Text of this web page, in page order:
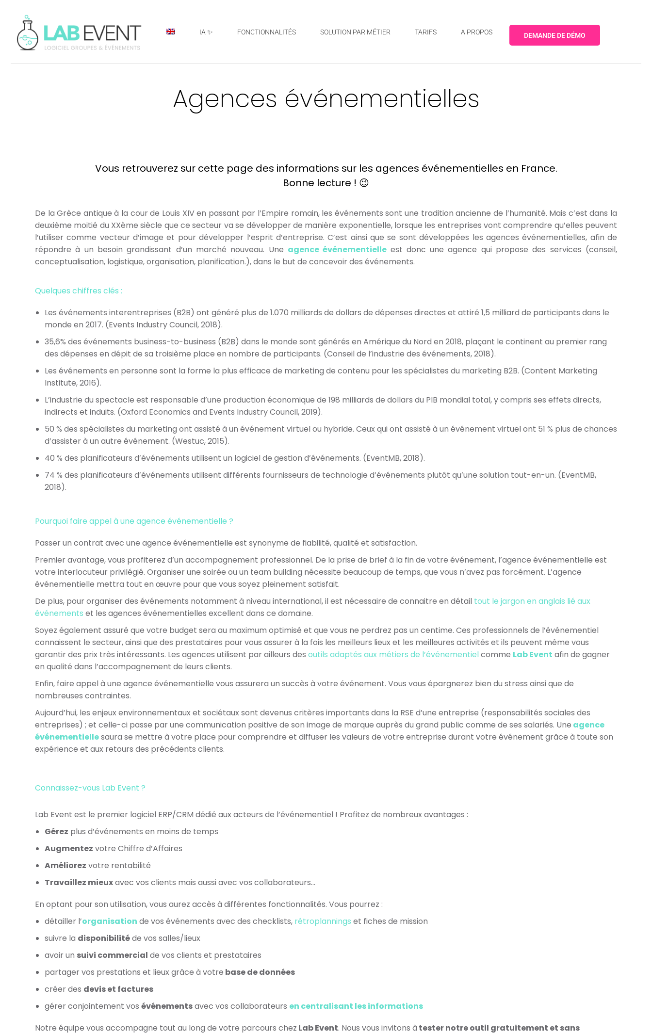
IA ✨ FONCTIONNALITÉS SOLUTION PAR MÉTIER TARIFS A PROPOS DEMANDE DE DÉMO
Agences événementielles
Vous retrouverez sur cette page des informations sur les agences événementielles en France.
Bonne lecture ! 😉
De la Grèce antique à la cour de Louis XIV en passant par l’Empire romain, les événements sont une tradition ancienne de l’humanité. Mais c’est dans la
deuxième moitié du XXème siècle que ce secteur va se développer de manière exponentielle, lorsque les entreprises vont comprendre qu’elles peuvent
l’utiliser comme vecteur d’image et pour développer l’esprit d’entreprise. C’est ainsi que se sont développées les agences événementielles, afin de
répondre à un besoin grandissant d’un marché nouveau. Une agence événementielle est donc une agence qui propose des services (conseil,
conceptualisation, logistique, organisation, planification.), dans le but de concevoir des événements.
Quelques chiffres clés :
Les événements interentreprises (B2B) ont généré plus de 1.070 milliards de dollars de dépenses directes et attiré 1,5 milliard de participants dans le
monde en 2017. (Events Industry Council, 2018).
35,6% des événements business-to-business (B2B) dans le monde sont générés en Amérique du Nord en 2018, plaçant le continent au premier rang
des dépenses en dépit de sa troisième place en nombre de participants. (Conseil de l’industrie des événements, 2018).
Les événements en personne sont la forme la plus efficace de marketing de contenu pour les spécialistes du marketing B2B. (Content Marketing
Institute, 2016).
L’industrie du spectacle est responsable d’une production économique de 198 milliards de dollars du PIB mondial total, y compris ses effets directs,
indirects et induits. (Oxford Economics and Events Industry Council, 2019).
50 % des spécialistes du marketing ont assisté à un événement virtuel ou hybride. Ceux qui ont assisté à un événement virtuel ont 51 % plus de chances
d’assister à un autre événement. (Westuc, 2015).
40 % des planificateurs d’événements utilisent un logiciel de gestion d’événements. (EventMB, 2018).
74 % des planificateurs d’événements utilisent différents fournisseurs de technologie d’événements plutôt qu’une solution tout-en-un. (EventMB,
2018).
Pourquoi faire appel à une agence événementielle ?
Passer un contrat avec une agence événementielle est synonyme de fiabilité, qualité et satisfaction.
Premier avantage, vous profiterez d’un accompagnement professionnel. De la prise de brief à la fin de votre événement, l’agence événementielle est
votre interlocuteur privilégié. Organiser une soirée ou un team building nécessite beaucoup de temps, que vous n’avez pas forcément. L’agence
événementielle mettra tout en œuvre pour que vous soyez pleinement satisfait.
De plus, pour organiser des événements notamment à niveau international, il est nécessaire de connaitre en détail tout le jargon en anglais lié aux
événements et les agences événementielles excellent dans ce domaine.
Soyez également assuré que votre budget sera au maximum optimisé et que vous ne perdrez pas un centime. Ces professionnels de l’événementiel
connaissent le secteur, ainsi que des prestataires pour vous assurer à la fois les meilleurs lieux et les meilleures activités et ils peuvent même vous
garantir des prix très intéressants. Les agences utilisent par ailleurs des outils adaptés aux métiers de l’événementielcomme Lab Event afin de gagner
en qualité dans l’accompagnement de leurs clients.
Enfin, faire appel à une agence événementielle vous assurera un succès à votre événement. Vous vous épargnerez bien du stress ainsi que de
nombreuses contraintes.
Aujourd’hui, les enjeux environnementaux et sociétaux sont devenus critères importants dans la RSE d’une entreprise (responsabilités sociales des
entreprises) ; et celle-ci passe par une communication positive de son image de marque auprès du grand public comme de ses salariés. Une agence
événementiellesaura se mettre à votre place pour comprendre et diffuser les valeurs de votre entreprise durant votre événement grâce à toute son
expérience et aux retours des précédents clients.
Connaissez-vous Lab Event ?
Lab Event est le premier logiciel ERP/CRM dédié aux acteurs de l’événementiel ! Profitez de nombreux avantages :
Gérez plus d’événements en moins de temps
Augmentez votre Chiffre d’Affaires
Améliorez votre rentabilité
Travaillez mieuxavec vos clients mais aussi avec vos collaborateurs…
En optant pour son utilisation, vous aurez accès à différentes fonctionnalités. Vous pourrez :
détailler l’organisation de vos événements avec des checklists, rétroplannings et fiches de mission
suivre la disponibilitéde vos salles/lieux
avoir un suivi commercial de vos clients et prestataires
partager vos prestations et lieux grâce à votre base de données
créer des devis et factures
gérer conjointement vos événementsavec vos collaborateurs en centralisant les informations
Notre équipe vous accompagne tout au long de votre parcours chez Lab Event. Nous vous invitons à tester notre outil gratuitement et sans